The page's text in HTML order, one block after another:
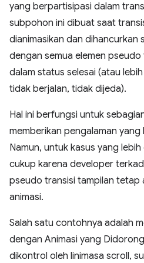
yang berpartisipasi dalam
subpohon ini dibuat saat
dianimasikan dan dihancurkan
dengan semua elemen
dalam status selesai (atau
tidak berjalan, tidak dijeda).
Hal ini berfungsi untuk
memberikan pengalaman
Namun, untuk kasus yang
cukup karena developer
pseudo transisi tampilan tetap
animasi.
Salah satu contohnya adalah
dengan Animasi yang
dikontrol oleh linimasa scroll,